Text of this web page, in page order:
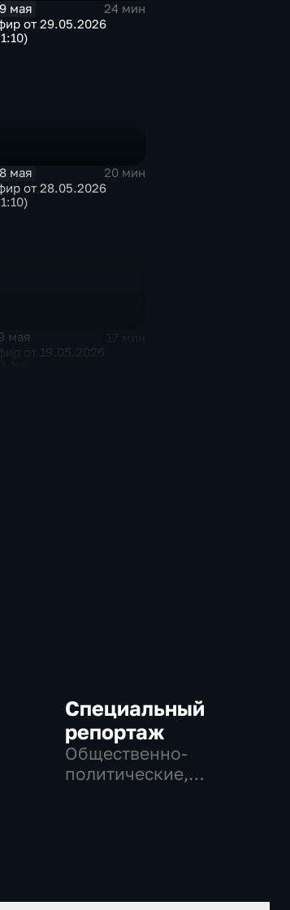
мая
24 мин
от 29.05.2026
мая
20 мин
от 28.05.2026
мая
Специальный
репортаж
Общественно-
политические,